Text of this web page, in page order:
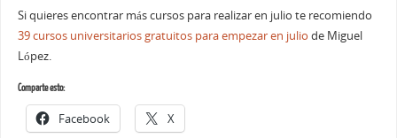
Si quieres encontrar más cursos para realizar en julio te recomiendo
39 cursos universitarios gratuitos para empezar en julio de Miguel
López.
Comparte esto:
Facebook X